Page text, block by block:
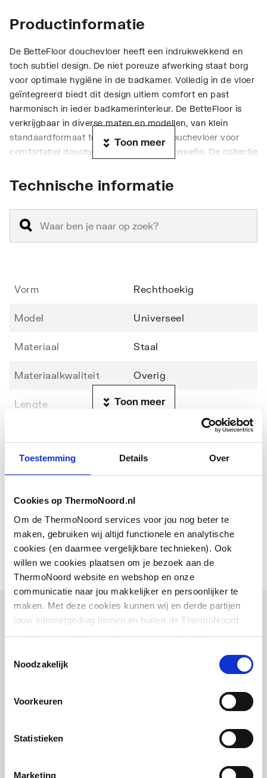
Toestemming Details Over
Cookies op ThermoNoord.nl
Om de ThermoNoord services voor jou nog beter te
maken, gebruiken wij altijd functionele en analytische
cookies (en daarmee vergelijkbare technieken). Ook
willen we cookies plaatsen om je bezoek aan de
ThermoNoord website en webshop en onze
communicatie naar jou makkelijker en persoonlijker te
maken. Met deze cookies kunnen wij en derde partijen
jouw internetgedrag binnen en buiten de ThermoNoord
website en webshop volgen en verzamelen. Hiermee
communicatie aan jouw interesses aan. We slaan je
Noodzakelijk
Voorkeuren
Statistieken
Marketing
Productinformatie
De BetteFloor douchevloer heeft een indrukwekkend en
toch subtiel design. De niet poreuze afwerking staat borg
voor optimale hygiëne in de badkamer. Volledig in de vloer
geïntegreerd biedt dit design ultiem comfort en past
harmonisch in ieder badkamerinterieur. De BetteFloor is
verkrijgbaar in diverse maten en modellen, van klein
standaardformaat tot aan een royale douchevloer voor
comfortabel douchen alleen of met z'n tweeën. De collectie
exclusieve matte kleuren.
Toon meer
Technische informatie
Vorm Rechthoekig
Model Universeel
Materiaal Staal
Materiaalkwaliteit Overig
Lengte 1200
Hoogte 25
Glansgraad Glanzend
Diameter afvoergat 90
Met antislip voorziening Nee
Met tegelrand Nee
Toon meer
Downloads
Sfeerbeeld image/jpeg 137 KB
Bijpassende artikelen